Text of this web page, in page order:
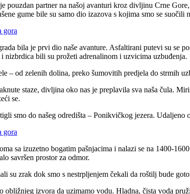
partner na našoj avanturi kroz divljinu Crne
gume bile su samo dio izazova s kojima smo se
bila je prvi dio naše avanture. Asfaltirani putevi su se
nizbrdica bili su prožeti adrenalinom i uzvicima uzbuđenja.
– od zelenih dolina, preko šumovitih predjela do strmih
staze, divljina oko nas je preplavila sva naša čula.
se.
smo do našeg odredišta – Ponikvičkog jezera.
sa izuzetno bogatim pašnjacima i nalazi se na 1400-
savršen prostor za odmor.
su zrak dok smo s nestrpljenjem čekali da roštilj bude
obližnjeg izvora da uzimamo vodu. Hladna, čista voda